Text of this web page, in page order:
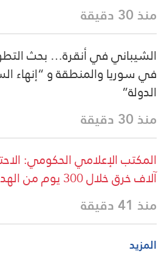
منذ 30 دقيقة
الشيباني في أنقرة… بحث
في سوريا والمنطقة و “إنهاء
الدولة”
منذ 30 دقيقة
آلاف خرق خلال 300 يوم من الهدنة
منذ 41 دقيقة
المزيد